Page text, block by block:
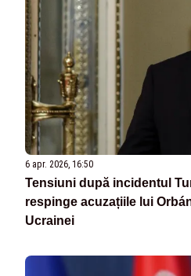
6 apr. 2026, 16:50
Tensiuni după incidentul
respinge acuzațiile lui
Ucrainei